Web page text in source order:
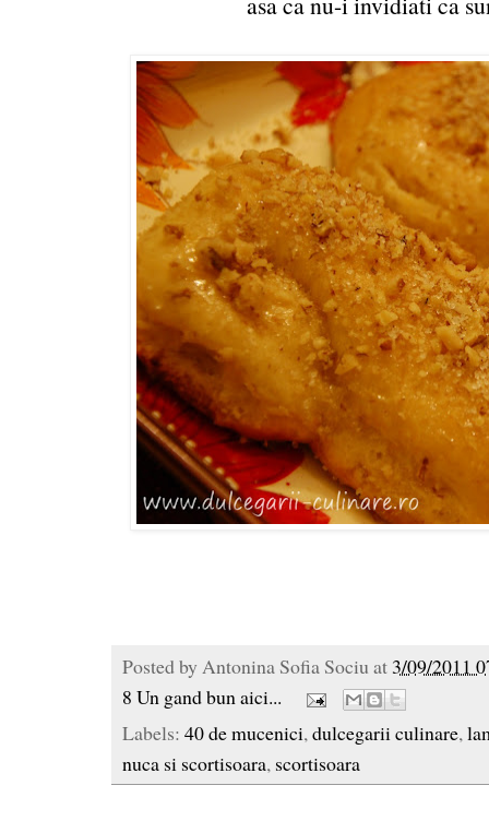
Posted by Antonina Sofia Sociu at 3/09/2011
8 Un gand bun aici...
Labels: 40 de mucenici,dulcegarii culinare,
nuca si scortisoara, scortisoara